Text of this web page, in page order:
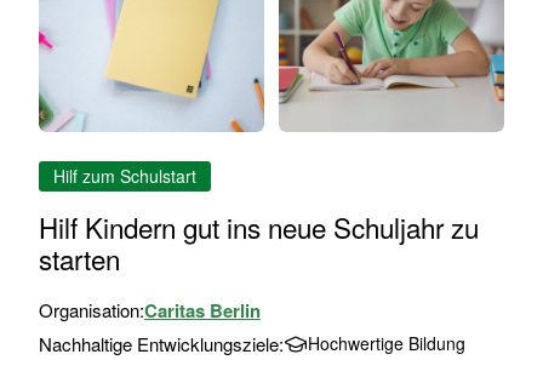
Anfang
der
Bildgalerie
springen
Hilf zum Schulstart
Hilf Kindern gut ins neue Schuljahr zu
starten
Organisation:Caritas Berlin
Nachhaltige Entwicklungsziele: Hochwertige Bildung